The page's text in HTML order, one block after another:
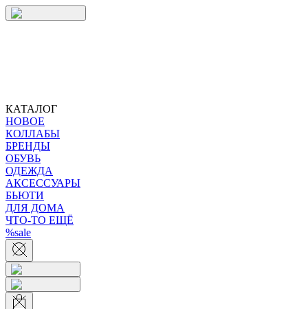
КАТАЛОГ
НОВОЕ
КОЛЛАБЫ
БРЕНДЫ
ОБУВЬ
ОДЕЖДА
АКСЕССУАРЫ
БЬЮТИ
ДЛЯ ДОМА
ЧТО-ТО ЕЩЁ
%sale